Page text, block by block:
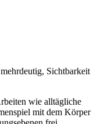
Sichtbarkeit
wie alltägliche
mit dem Körper